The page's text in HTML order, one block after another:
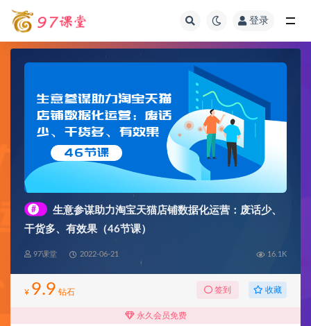
登录
#
生意参谋助力淘宝天猫店铺数据化运营：废话少、
干货多、有效果（46节课）
97课堂 2022-06-21 16.1K
¥ 9.9 钻石 签到 收藏
永久会员免费